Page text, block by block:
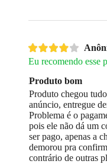
Eu recomendo esse
Produto bom
Produto chegou
anúncio, entregue
Problema é o
pois ele não dá um
ser pago, apenas a
demorou pra
contrário de outras